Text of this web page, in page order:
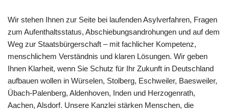
Wir stehen Ihnen zur Seite bei laufenden Asylverfahren, Fragen
zum Aufenthaltsstatus, Abschiebungsandrohungen und auf dem
Weg zur Staatsbürgerschaft – mit fachlicher Kompetenz,
menschlichem Verständnis und klaren Lösungen. Wir geben
Ihnen Klarheit, wenn Sie Schutz für Ihr Zukunft in Deutschland
aufbauen wollen in Würselen, Stolberg, Eschweiler, Baesweiler,
Übach-Palenberg, Aldenhoven, Inden und Herzogenrath,
Aachen, Alsdorf. Unsere Kanzlei stärken Menschen, die